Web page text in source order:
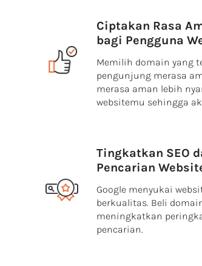
Ciptakan Rasa
bagi Pengguna
Memilih domain yang
pengunjung merasa
merasa aman lebih
websitemu sehingga
Tingkatkan SEO
Pencarian
Google menyukai
berkualitas. Beli
meningkatkan
pencarian.